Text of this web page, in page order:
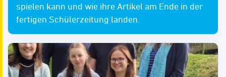
spielen kann und wie ihre Artikel am Ende in der
fertigen Schülerzeitung landen.